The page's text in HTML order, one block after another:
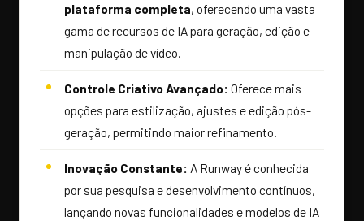
plataforma completa, oferecendo uma vasta
gama de recursos de IA para geração, edição e
manipulação de vídeo.
Controle Criativo Avançado: Oferece mais
opções para estilização, ajustes e edição pós-
geração, permitindo maior refinamento.
Inovação Constante: A Runway é conhecida
por sua pesquisa e desenvolvimento contínuos,
lançando novas funcionalidades e modelos de IA